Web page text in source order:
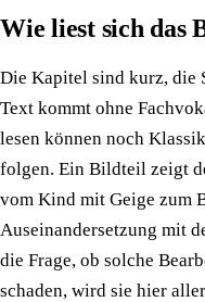
Wie liest sich das
Die Kapitel sind kurz, die
Text kommt ohne
lesen können noch
folgen. Ein Bildteil zeigt
vom Kind mit Geige zum
Auseinandersetzung mit
die Frage, ob solche
schaden, wird sie hier